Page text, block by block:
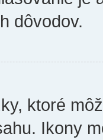
dôvodov.
ktoré
Ikony